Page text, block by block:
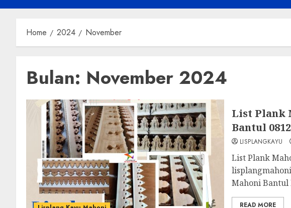
Home 2024 November
Bulan: November 2024
List Plank
Bantul
LISPLANGKAYU
List Plank
Mahoni Bantul
READ MORE